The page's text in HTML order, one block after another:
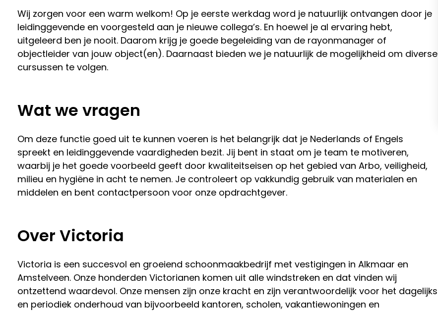
Wij zorgen voor een warm welkom! Op je eerste werkdag word je natuurlijk ontvangen door je
leidinggevende en voorgesteld aan je nieuwe collega’s. En hoewel je al ervaring hebt,
uitgeleerd ben je nooit. Daarom krijg je goede begeleiding van de rayonmanager of
objectleider van jouw object(en). Daarnaast bieden we je natuurlijk de mogelijkheid om diverse
cursussen te volgen.
Wat we vragen
Om deze functie goed uit te kunnen voeren is het belangrijk dat je Nederlands of Engels
spreekt en leidinggevende vaardigheden bezit. Jij bent in staat om je team te motiveren,
waarbij je het goede voorbeeld geeft door kwaliteitseisen op het gebied van Arbo, veiligheid,
milieu en hygiëne in acht te nemen. Je controleert op vakkundig gebruik van materialen en
middelen en bent contactpersoon voor onze opdrachtgever.
Over Victoria
Victoria is een succesvol en groeiend schoonmaakbedrijf met vestigingen in Alkmaar en
Amstelveen. Onze honderden Victorianen komen uit alle windstreken en dat vinden wij
ontzettend waardevol. Onze mensen zijn onze kracht en zijn verantwoordelijk voor het dagelijks
en periodiek onderhoud van bijvoorbeeld kantoren, scholen, vakantiewoningen en